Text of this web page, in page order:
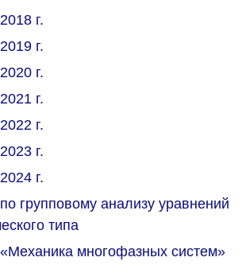
г.
г.
г.
г.
г.
г.
г.
групповому анализу уравнений
типа
многофазных систем»